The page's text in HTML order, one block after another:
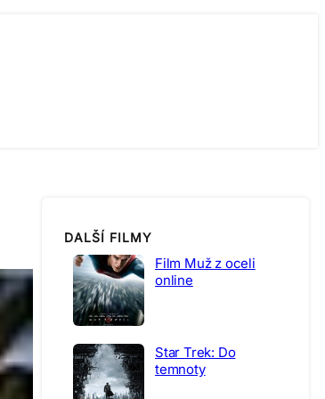
DALŠÍ FILMY
Film Muž z oceli
online
Star Trek: Do
temnoty